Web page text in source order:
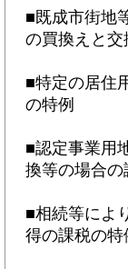
■既成市街地
の買換えと
■特定の居住
の特例
■認定事業用
換等の場合
■相続等によ
得の課税の特